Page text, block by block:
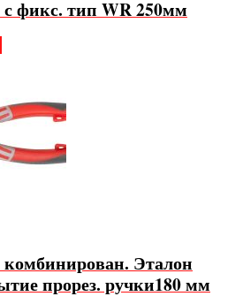
фикс. тип WR 250мм
Эталон
прорез. ручки180 мм